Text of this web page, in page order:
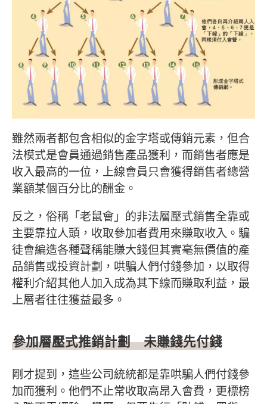
雖然兩者都包含相似的金字塔或傳銷元素，但合
法模式是會員通過銷售產品獲利，而銷售者應是
收入最高的一位，上線會員只會獲得銷售者總營
業額某個百分比的酬金。
反之，俗稱「老鼠會」的非法層壓式銷售全靠或
主要靠拉人頭，收取參加者費用來賺取收入。騙
徒會編造各種聲稱能賺大錢但其實毫無價值的產
品銷售或投資計劃，哄騙人們付錢參加，以取得
權利介紹其他人加入成為其下線而賺取利益，最
上層者往往獲益最多。
參加層壓式推銷計劃 未賺錢先付錢
剛才提到，這些公司統統都是靠哄騙人們付錢參
加而獲利。他們不止常收取高昂入會費，更標榜